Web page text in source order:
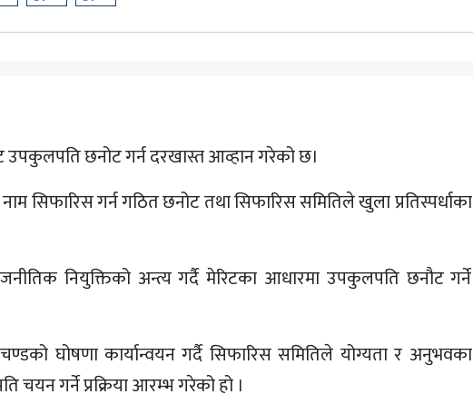
उपकुलपति छनोट गर्न दरखास्त आव्हान गरेको छ।
सिफारिस गर्न गठित छनोट तथा सिफारिस समितिले खुला प्रतिस्पर्धाका
नियुक्तिको अन्त्य गर्दै मेरिटका आधारमा उपकुलपति छनौट गर्ने
घोषणा कार्यान्वयन गर्दै सिफारिस समितिले योग्यता र अनुभवका
चयन गर्ने प्रक्रिया आरम्भ गरेको हो ।